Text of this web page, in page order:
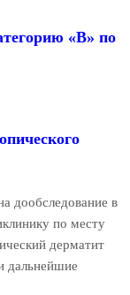
«В» по
дообследование в
по месту
дерматит
дальнейшие